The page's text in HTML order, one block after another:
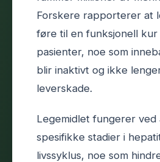
Forskere rapporterer at
føre til en funksjonell kur
pasienter, noe som
blir inaktivt og ikke
leverskade.
Legemidlet fungerer ved
spesifikke stadier i
livssyklus, noe som